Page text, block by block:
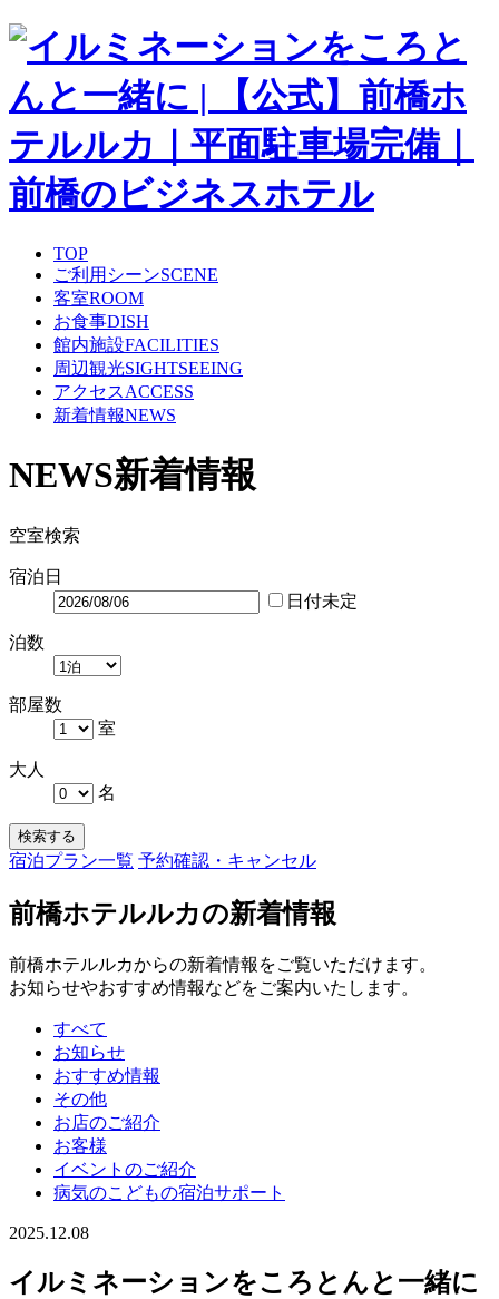
TOP
ご利用シーンSCENE
客室ROOM
お食事DISH
館内施設FACILITIES
周辺観光SIGHTSEEING
アクセスACCESS
新着情報NEWS
NEWS新着情報
空室検索
宿泊日
日付未定
泊数
部屋数
室
大人
名
検索する
宿泊プラン一覧 予約確認・キャンセル
前橋ホテルルカの新着情報
前橋ホテルルカからの新着情報をご覧いただけます。
お知らせやおすすめ情報などをご案内いたします。
すべて
お知らせ
おすすめ情報
その他
お店のご紹介
お客様
イベントのご紹介
病気のこどもの宿泊サポート
2025.12.08
イルミネーションをころとんと一緒に